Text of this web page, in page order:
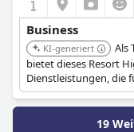
Business
KI-generiert
Als
bietet dieses Resort
Dienstleistungen, die
Resort bietet
19